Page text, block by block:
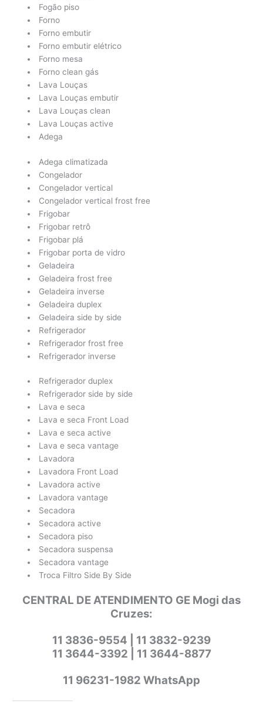
Fogão piso
Forno
Forno embutir
Forno embutir elétrico
Forno mesa
Forno clean gás
Lava Louças
Lava Louças embutir
Lava Louças clean
Lava Louças active
Adega
Adega climatizada
Congelador
Congelador vertical
Congelador vertical frost free
Frigobar
Frigobar retrô
Frigobar plá
Frigobar porta de vidro
Geladeira
Geladeira frost free
Geladeira inverse
Geladeira duplex
Geladeira side by side
Refrigerador
Refrigerador frost free
Refrigerador inverse
Refrigerador duplex
Refrigerador side by side
Lava e seca
Lava e seca Front Load
Lava e seca active
Lava e seca vantage
Lavadora
Lavadora Front Load
Lavadora active
Lavadora vantage
Secadora
Secadora active
Secadora piso
Secadora suspensa
Secadora vantage
Troca Filtro Side By Side
CENTRAL DE ATENDIMENTO GE Mogi das
Cruzes:
11 3836-9554 | 11 3832-9239
11 3644-3392 | 11 3644-8877
11 96231-1982 WhatsApp